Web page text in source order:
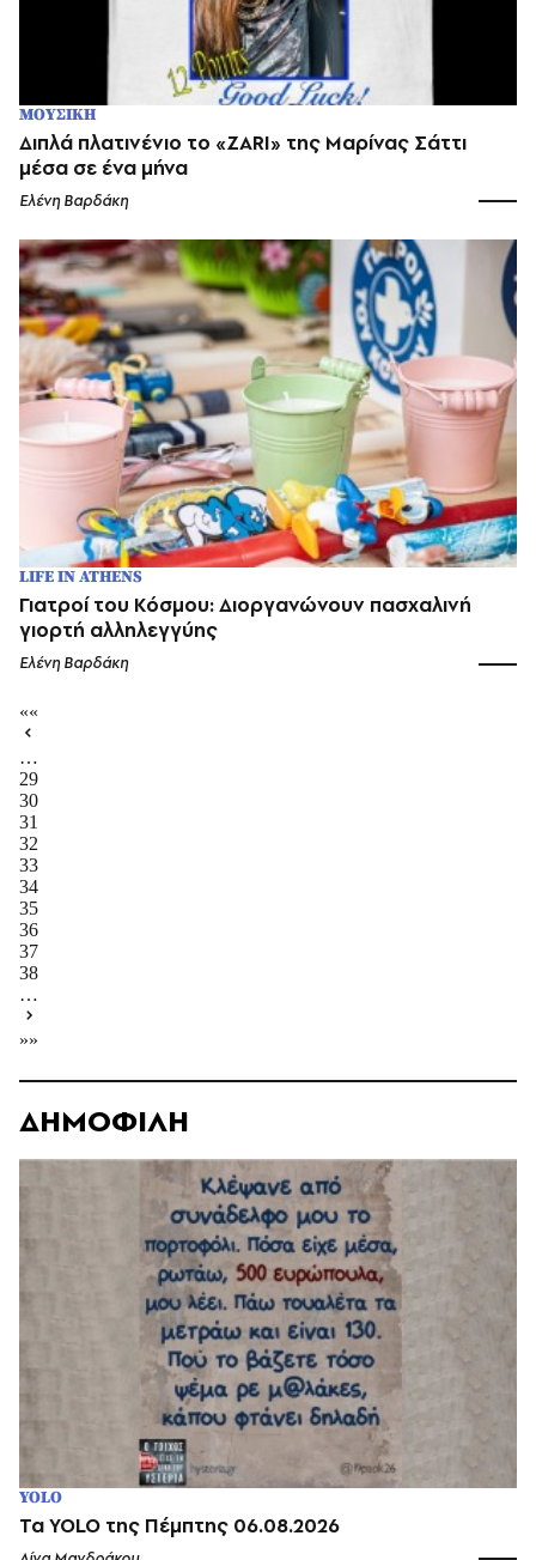
ΜΟΥΣΙΚΗ
Διπλά πλατινένιο το «ZARI» της Μαρίνας Σάττι
μέσα σε ένα μήνα
Ελένη Βαρδάκη
LIFE IN ATHENS
Γιατροί του Κόσμου: Διοργανώνουν πασχαλινή
γιορτή αλληλεγγύης
Ελένη Βαρδάκη
««
…
29
30
31
32
33
34
35
36
37
38
…
»»
ΔΗΜΟΦΙΛΗ
YOLO
Τα YOLO της Πέμπτης 06.08.2026